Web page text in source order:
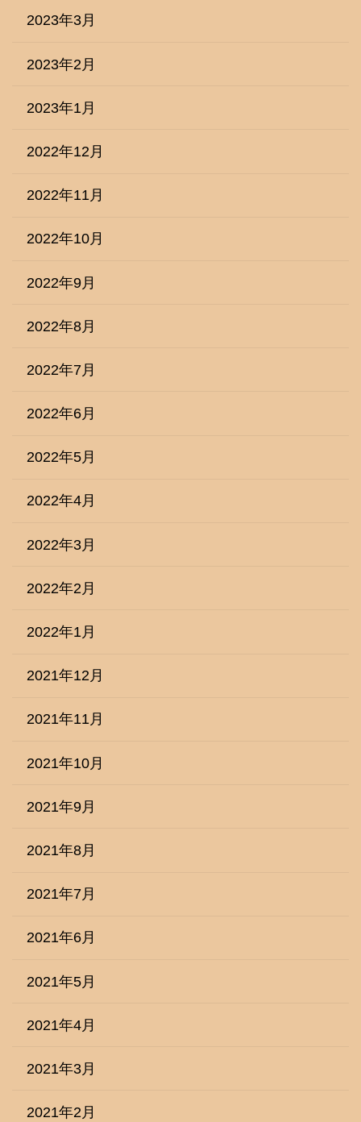
2023年3月
2023年2月
2023年1月
2022年12月
2022年11月
2022年10月
2022年9月
2022年8月
2022年7月
2022年6月
2022年5月
2022年4月
2022年3月
2022年2月
2022年1月
2021年12月
2021年11月
2021年10月
2021年9月
2021年8月
2021年7月
2021年6月
2021年5月
2021年4月
2021年3月
2021年2月